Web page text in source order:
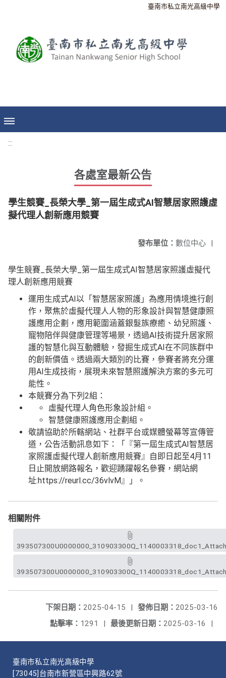
臺南市私立南光高級中學
:::
各處室最新公告
學生競賽_長榮大學_第一屆生成式AI智慧居家照護虛
擬代理人創新應用競賽
發布單位： 數位中心 |
學生競賽_長榮大學_第一屆生成式AI智慧居家照護虛擬代
理人創新應用競賽
運用生成式AI以「智慧居家照護」為應用情境進行創
作，聚焦於虛擬代理人人物的形象設計與智慧健康照
護應用企劃，應用範圍涵蓋銀髮族療癒、幼兒照護、
寵物陪伴與健康管理等場景，透過AI技術提升居家照
護的智慧化與互動體驗，發掘生成式AI在不同族群中
的創新價值。透過兩大類別的比賽，參賽者將充分運
用AI生成技術，展現未來智慧照護解決方案的多元可
能性。
本競賽分為下列2組：
虛擬代理人角色形象設計組。
智慧健康照護應用企劃組。
敬請協助於所轄網站、社群平台或媒體螢幕等宣傳管
道，公告活動訊息如下：「『第一屆生成式AI智慧居
家照護虛擬代理人創新應用競賽』自即日起至4月11
日止開放網路報名，歡迎踴躍報名參賽，網站網
址:https://reurl.cc/36vlvM』」。
相關附件
發佈日期： 2025-03-16
下架日期： 2025-04-15
|
最後更新日期： 2025-03-16 |
點擊率： 1291 |
臺南市私立南光高級中學
[73045]台南市新營區中興路62號